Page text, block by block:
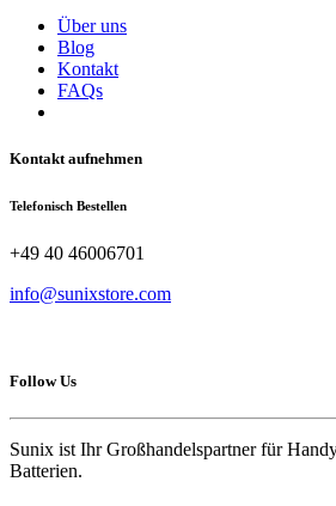
Über uns
Blog
Kontakt
FAQs
Kontakt aufnehmen
Telefonisch Bestellen
+49 40 46006701
info@sunixstore.com
Follow Us
Sunix ist Ihr Großhandelspartner für
Batterien.